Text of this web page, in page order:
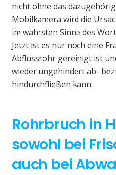
nicht ohne das
Mobilkamera wird die
im wahrsten Sinne des
Jetzt ist es nur noch eine
Abflussrohr gereinigt ist
wieder ungehindert ab-
hindurchfließen kann.
Rohrbruch in
sowohl bei
auch bei